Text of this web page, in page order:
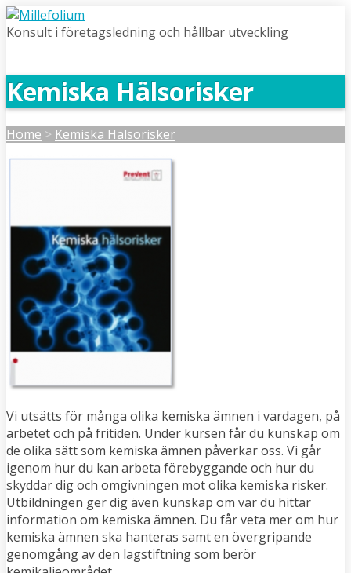
Konsult i företagsledning och hållbar utveckling
Kemiska Hälsorisker
Home > Kemiska Hälsorisker
Vi utsätts för många olika kemiska ämnen i vardagen, på
arbetet och på fritiden. Under kursen får du kunskap om
de olika sätt som kemiska ämnen påverkar oss. Vi går
igenom hur du kan arbeta förebyggande och hur du
skyddar dig och omgivningen mot olika kemiska risker.
Utbildningen ger dig även kunskap om var du hittar
information om kemiska ämnen. Du får veta mer om hur
kemiska ämnen ska hanteras samt en övergripande
genomgång av den lagstiftning som berör